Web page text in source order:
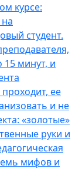
курсе:
студент.
15 минут, и
ее
и не
«золотые»
руки и
мифов и